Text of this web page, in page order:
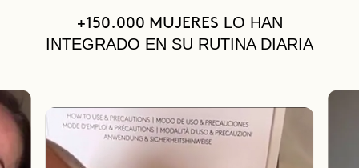
+150.000 MUJERES LO HAN
INTEGRADO EN SU RUTINA DIARIA